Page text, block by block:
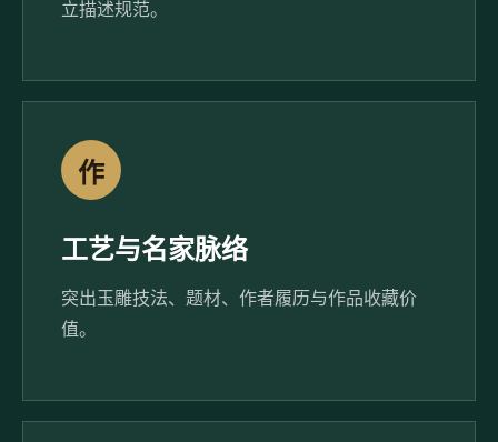
立描述规范。
作
工艺与名家脉络
突出玉雕技法、题材、作者履历与作品收藏价
值。